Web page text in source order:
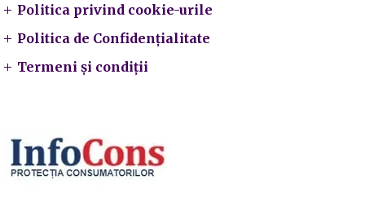
Politica privind cookie-urile
Politica de Confidențialitate
Termeni și condiții